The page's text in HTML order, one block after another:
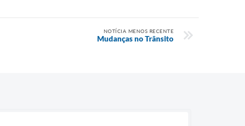
NOTÍCIA MENOS RECENTE
Mudanças no Trânsito